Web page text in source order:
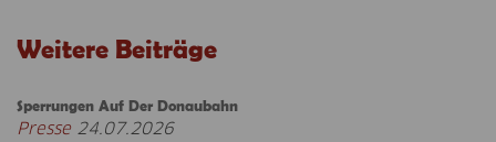
Weitere Beiträge
Sperrungen Auf Der Donaubahn
Presse 24.07.2026